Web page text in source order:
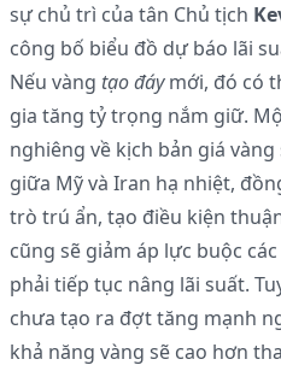
sự chủ trì của tân Chủ tịch
công bố biểu đồ dự báo lãi
Nếu vàng tạo đáymới, đó có
gia tăng tỷ trọng nắm giữ.
nghiêng về kịch bản giá
giữa Mỹ và Iran hạ nhiệt,
trò trú ẩn, tạo điều kiện
cũng sẽ giảm áp lực buộc
phải tiếp tục nâng lãi suất.
chưa tạo ra đợt tăng mạnh
khả năng vàng sẽ cao hơn